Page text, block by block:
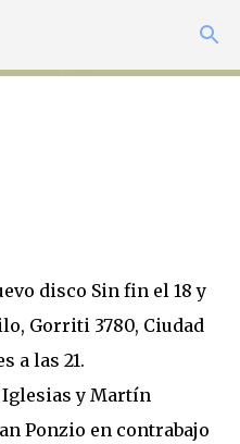
principal
disco Sin fin el 18 y
Gorriti 3780, Ciudad
a las 21.
y Martín
Ponzio en contrabajo